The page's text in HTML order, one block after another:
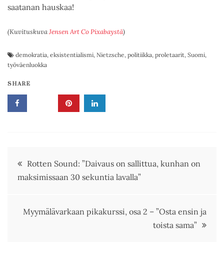
saatanan hauskaa!
(KuvituskuvaJensen Art CoPixabaystä)
demokratia, eksistentialismi, Nietzsche, politiikka, proletaarit, Suomi,
työväenluokka
SHARE
Artikkelien
selaus
Rotten Sound: ”Daivaus on sallittua, kunhan on
maksimissaan 30 sekuntia lavalla”
Myymälävarkaan pikakurssi, osa 2 – ”Osta ensin ja
toista sama”